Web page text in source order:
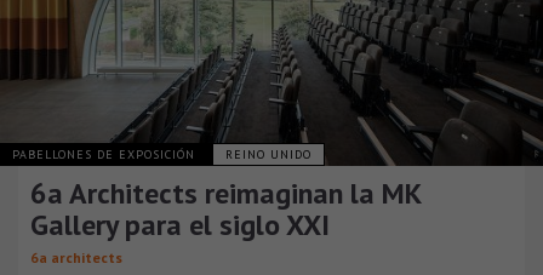
PABELLONES DE EXPOSICIÓN REINO UNIDO
6a Architects reimaginan la MK
Gallery para el siglo XXI
6a architects